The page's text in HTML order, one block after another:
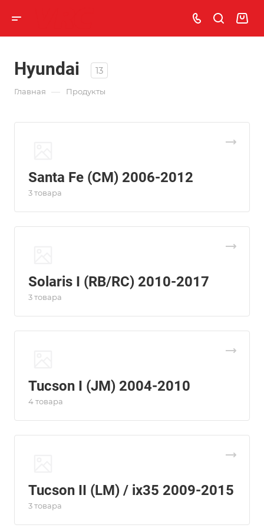
Hyundai 13
Главная — Продукты
Santa Fe (CM) 2006-2012
3 товара
Solaris I (RB/RC) 2010-2017
3 товара
Tucson I (JM) 2004-2010
4 товара
Tucson II (LM) / ix35 2009-2015
3 товара